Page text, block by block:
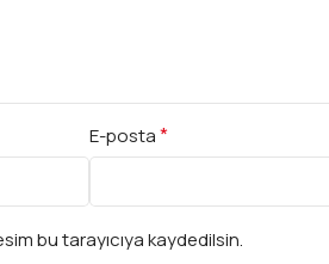
E-posta*
bu tarayıcıya kaydedilsin.